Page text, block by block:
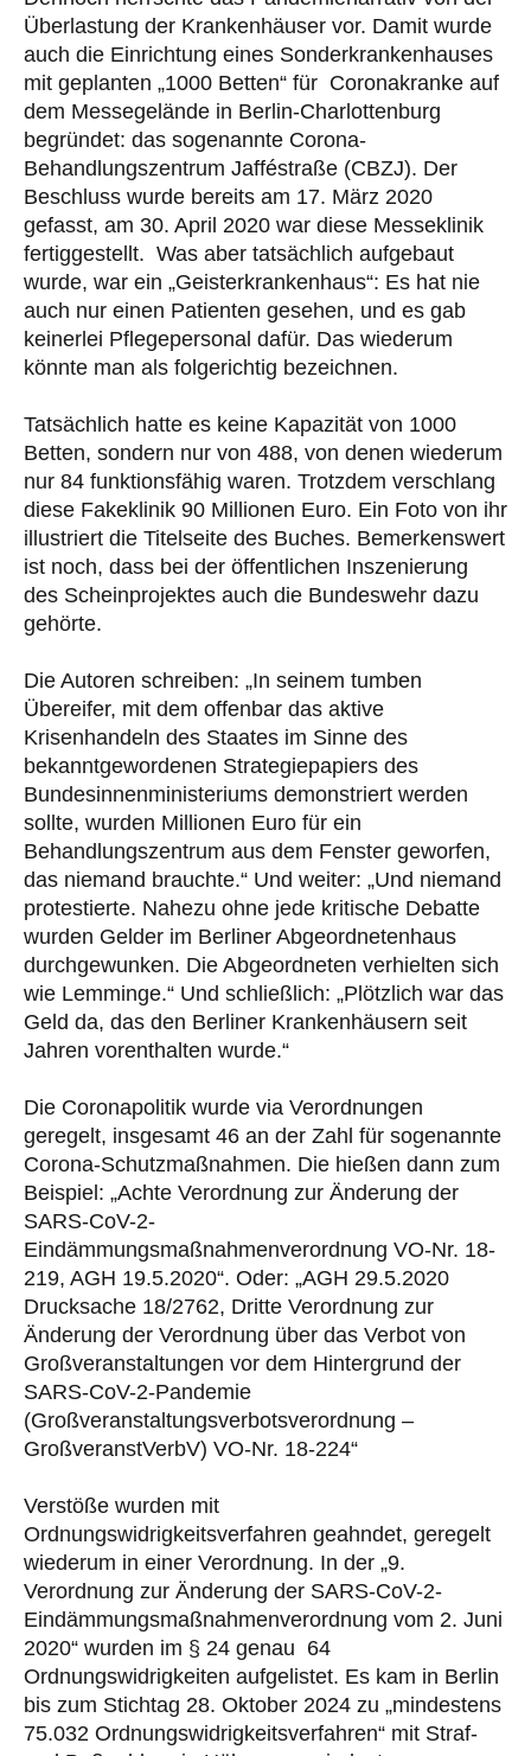
Überlastung der Krankenhäuser vor. Damit wurde
auch die Einrichtung eines Sonderkrankenhauses
mit geplanten „1000 Betten“ für Coronakranke auf
dem Messegelände in Berlin-Charlottenburg
begründet: das sogenannte Corona-
Behandlungszentrum Jafféstraße (CBZJ). Der
Beschluss wurde bereits am 17. März 2020
gefasst, am 30. April 2020 war diese Messeklinik
fertiggestellt. Was aber tatsächlich aufgebaut
wurde, war ein „Geisterkrankenhaus“: Es hat nie
auch nur einen Patienten gesehen, und es gab
keinerlei Pflegepersonal dafür. Das wiederum
könnte man als folgerichtig bezeichnen.
Tatsächlich hatte es keine Kapazität von 1000
Betten, sondern nur von 488, von denen wiederum
nur 84 funktionsfähig waren. Trotzdem verschlang
diese Fakeklinik 90 Millionen Euro. Ein Foto von ihr
illustriert die Titelseite des Buches. Bemerkenswert
ist noch, dass bei der öffentlichen Inszenierung
des Scheinprojektes auch die Bundeswehr dazu
gehörte.
Die Autoren schreiben: „In seinem tumben
Übereifer, mit dem offenbar das aktive
Krisenhandeln des Staates im Sinne des
bekanntgewordenen Strategiepapiers des
Bundesinnenministeriums demonstriert werden
sollte, wurden Millionen Euro für ein
Behandlungszentrum aus dem Fenster geworfen,
das niemand brauchte.“ Und weiter: „Und niemand
protestierte. Nahezu ohne jede kritische Debatte
wurden Gelder im Berliner Abgeordnetenhaus
durchgewunken. Die Abgeordneten verhielten sich
wie Lemminge.“ Und schließlich: „Plötzlich war das
Geld da, das den Berliner Krankenhäusern seit
Jahren vorenthalten wurde.“
Die Coronapolitik wurde via Verordnungen
geregelt, insgesamt 46 an der Zahl für sogenannte
Corona-Schutzmaßnahmen. Die hießen dann zum
Beispiel: „Achte Verordnung zur Änderung der
SARS-CoV-2-
Eindämmungsmaßnahmenverordnung VO-Nr. 18-
219, AGH 19.5.2020“. Oder: „AGH 29.5.2020
Drucksache 18/2762, Dritte Verordnung zur
Änderung der Verordnung über das Verbot von
Großveranstaltungen vor dem Hintergrund der
SARS-CoV-2-Pandemie
(Großveranstaltungsverbotsverordnung –
GroßveranstVerbV) VO-Nr. 18-224“
Verstöße wurden mit
Ordnungswidrigkeitsverfahren geahndet, geregelt
wiederum in einer Verordnung. In der „9.
Verordnung zur Änderung der SARS-CoV-2-
Eindämmungsmaßnahmenverordnung vom 2. Juni
2020“ wurden im § 24 genau 64
Ordnungswidrigkeiten aufgelistet. Es kam in Berlin
bis zum Stichtag 28. Oktober 2024 zu „mindestens
75.032 Ordnungswidrigkeitsverfahren“ mit Straf-